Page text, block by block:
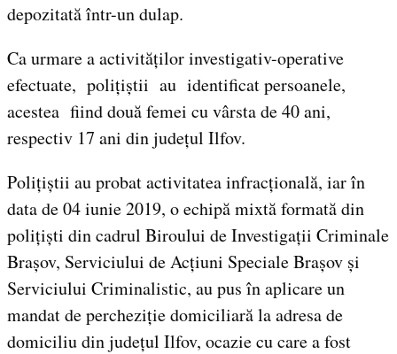
depozitată într-un dulap.
Ca urmare a activităților investigativ-operative
efectuate, polițiștii au identificat persoanele,
acestea fiind două femei cu vârsta de 40 ani,
respectiv 17 ani din județul Ilfov.
Polițiștii au probat activitatea infracțională, iar în
data de 04 iunie 2019, o echipă mixtă formată din
polițiști din cadrul Biroului de Investigații Criminale
Brașov, Serviciului de Acțiuni Speciale Brașov și
Serviciului Criminalistic, au pus în aplicare un
mandat de percheziție domiciliară la adresa de
domiciliu din județul Ilfov, ocazie cu care a fost